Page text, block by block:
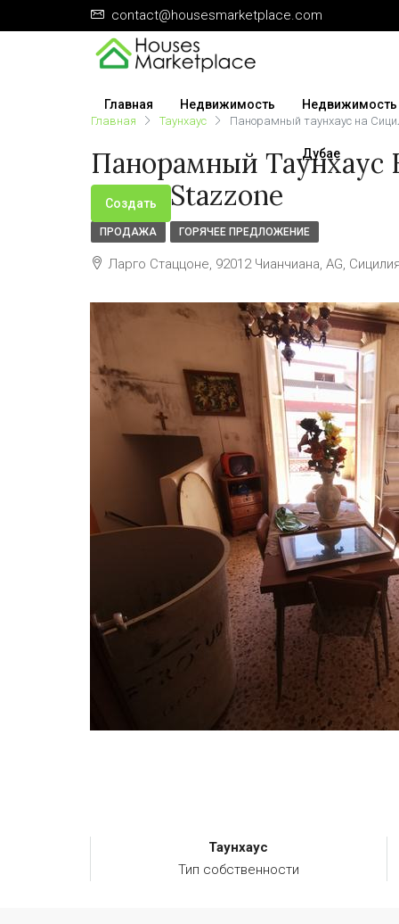
contact@housesmarketplace.com
Главная Недвижимость Недвижимость
Дубае
Создать
Главная Таунхаус Панорамный таунхаус на
Панорамный Таунхаус
Largo Stazzone
ПРОДАЖА ГОРЯЧЕЕ ПРЕДЛОЖЕНИЕ
Ларго Стаццоне, 92012 Чианчиана, AG,
Таунхаус
Тип собственности